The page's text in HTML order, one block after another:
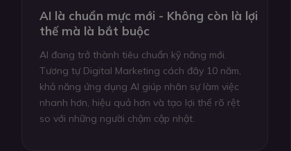
AI là chuẩn mực mới - Không còn là lợi
thế mà là bắt buộc
AI đang trở thành tiêu chuẩn kỹ năng mới.
Tương tự Digital Marketing cách đây 10 năm,
khả năng ứng dụng AI giúp nhân sự làm việc
nhanh hơn, hiệu quả hơn và tạo lợi thế rõ rệt
so với những người chậm cập nhật.